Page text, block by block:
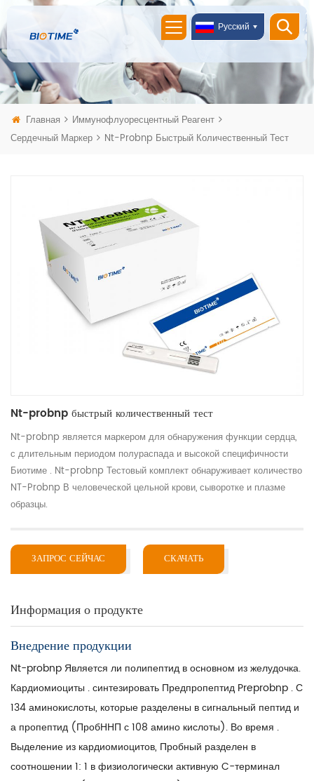
Русский
Главная
Иммунофлуоресцентный Реагент
Сердечный Маркер
Nt-Probnp Быстрый Количественный Тест
Nt-probnp быстрый количественный тест
Nt-probnp является маркером для обнаружения функции сердца,
с длительным периодом полураспада и высокой специфичности
Биотиме . Nt-probnp Тестовый комплект обнаруживает количество
NT-Probnp В человеческой цельной крови, сыворотке и плазме
образцы.
ЗАПРОС СЕЙЧАС СКАЧАТЬ
Информация о продукте
Внедрение продукции
Nt-probnp Является ли полипептид в основном из желудочка.
Кардиомиоциты . синтезировать Предпропептид Preprobnp . С
134 аминокислоты, которые разделены в сигнальный пептид и
а пропептид (ПробННП с 108 амино кислоты). Во время .
Выделение из кардиомиоцитов, Пробный разделен в
соотношении 1: 1 в физиологически активную C-терминал